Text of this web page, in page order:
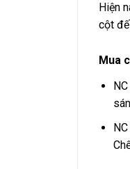
Hiện
cột
Mua